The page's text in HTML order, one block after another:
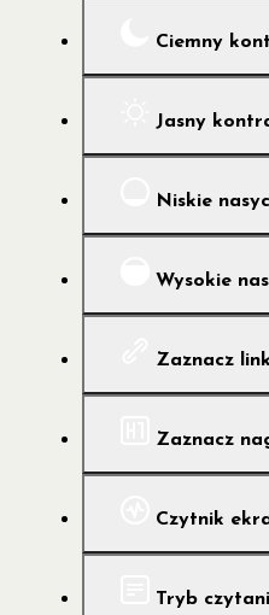
Ciemny
Jasny
Niskie
Wysokie
Zaznacz
Zaznacz
Czytnik
Tryb